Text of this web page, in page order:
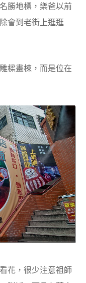
勝地標，樂爸以前
會到老街上逛逛
樑畫棟，而是位在
花，很少注意祖師